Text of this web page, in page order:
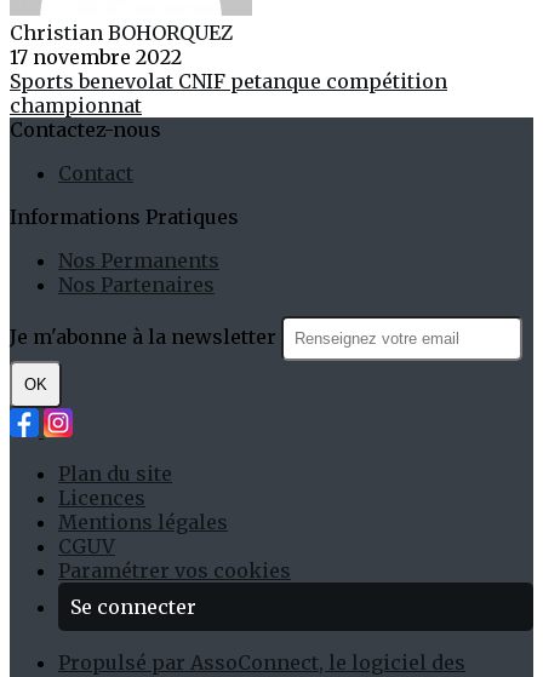
Christian BOHORQUEZ
17 novembre 2022
Sportsbenevolat CNIF petanque compétition
championnat
Contactez-nous
Contact
Informations Pratiques
Nos Permanents
Nos Partenaires
Je m'abonne à la newsletter
OK
Plan du site
Licences
Mentions légales
CGUV
Paramétrer vos cookies
Se connecter
Propulsé par AssoConnect, le logiciel des